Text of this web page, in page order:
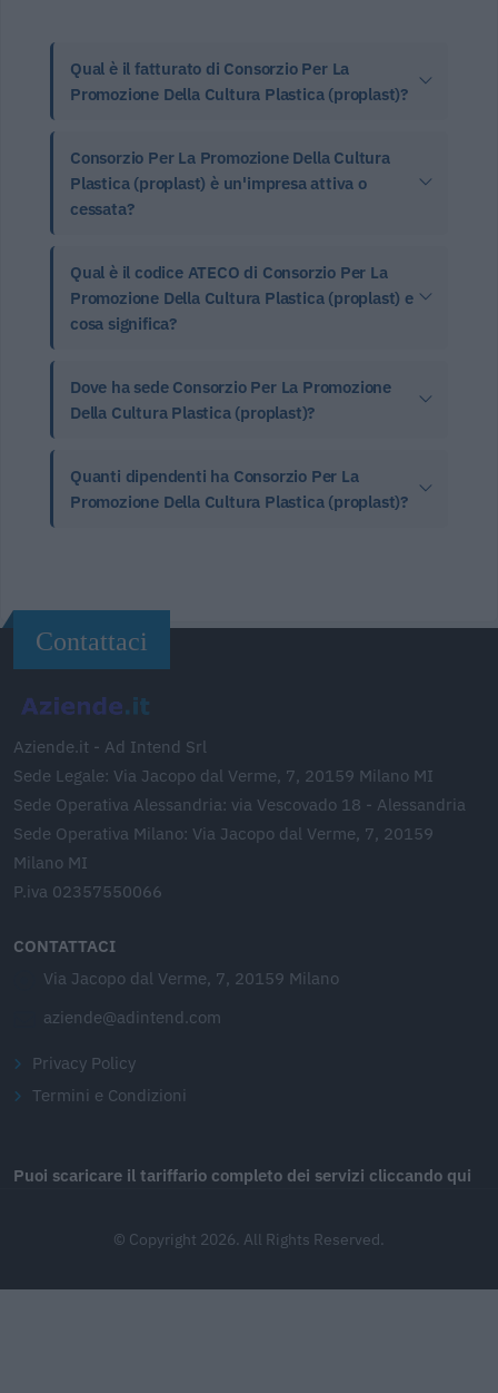
Qual è il fatturato di Consorzio Per La
Promozione Della Cultura Plastica (proplast)?
Consorzio Per La Promozione Della Cultura
Plastica (proplast) è un'impresa attiva o
cessata?
Qual è il codice ATECO di Consorzio Per La
Promozione Della Cultura Plastica (proplast) e
cosa significa?
Dove ha sede Consorzio Per La Promozione
Della Cultura Plastica (proplast)?
Quanti dipendenti ha Consorzio Per La
Promozione Della Cultura Plastica (proplast)?
Contattaci
Aziende.it - Ad Intend Srl
Sede Legale: Via Jacopo dal Verme, 7, 20159 Milano MI
Sede Operativa Alessandria: via Vescovado 18 - Alessandria
Sede Operativa Milano: Via Jacopo dal Verme, 7, 20159
Milano MI
P.iva 02357550066
CONTATTACI
Via Jacopo dal Verme, 7, 20159 Milano
aziende@adintend.com
Privacy Policy
Termini e Condizioni
Puoi scaricare il tariffario completo dei servizi cliccando qui
© Copyright 2026. All Rights Reserved.